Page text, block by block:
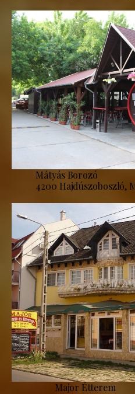
Mátyás Borozó
4200 Hajdúszoboszló,
Major Étterem